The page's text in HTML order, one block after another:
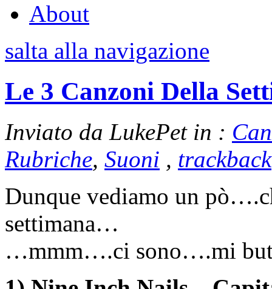
About
salta alla navigazione
Le 3 Canzoni Della
Inviato da LukePet in :
Rubriche, Suoni , trackback
Dunque vediamo un
settimana…
…mmm….ci sono….mi